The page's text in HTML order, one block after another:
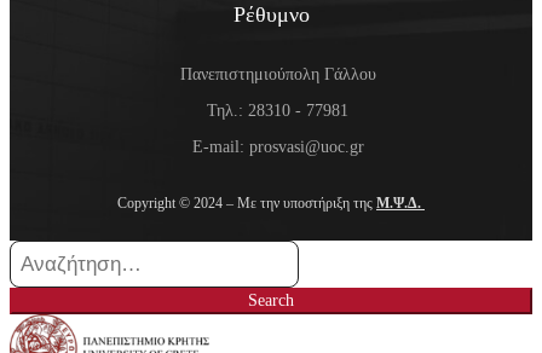
Ρέθυμνο
Πανεπιστημιούπολη Γάλλου
Τηλ.: 28310 - 77981
E-mail: prosvasi@uoc.gr
Copyright © 2024 – Με την υποστήριξη της Μ.Ψ.Δ.
Search
for:
Search